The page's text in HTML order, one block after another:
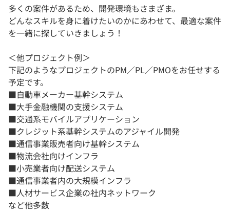
多くの案件があるため、開発環境もさまざま。
どんなスキルを身に着けたいのかにあわせて、最適な案件
を一緒に探していきましょう！
＜他プロジェクト例＞
下記のようなプロジェクトのPM／PL／PMOをお任せする
予定です。
■自動車メーカー基幹システム
■大手金融機関の支援システム
■交通系モバイルアプリケーション
■クレジット系基幹システムのアジャイル開発
■通信事業販売者向け基幹システム
■物流会社向けインフラ
■小売業者向け配送システム
■通信事業者内の大規模インフラ
■人材サービス企業の社内ネットワーク
など他多数